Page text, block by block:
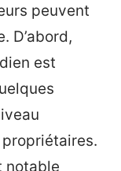
peuvent
D’abord,
est
notable